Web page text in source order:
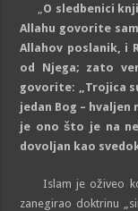
O sledbenici
Allahu govorite
Allahov poslanik, i
od Njega; zato
govorite: „Trojica
jedan Bog – hvaljen
je ono što je na
dovoljan kao
Islam je oživeo
zanegirao doktrinu